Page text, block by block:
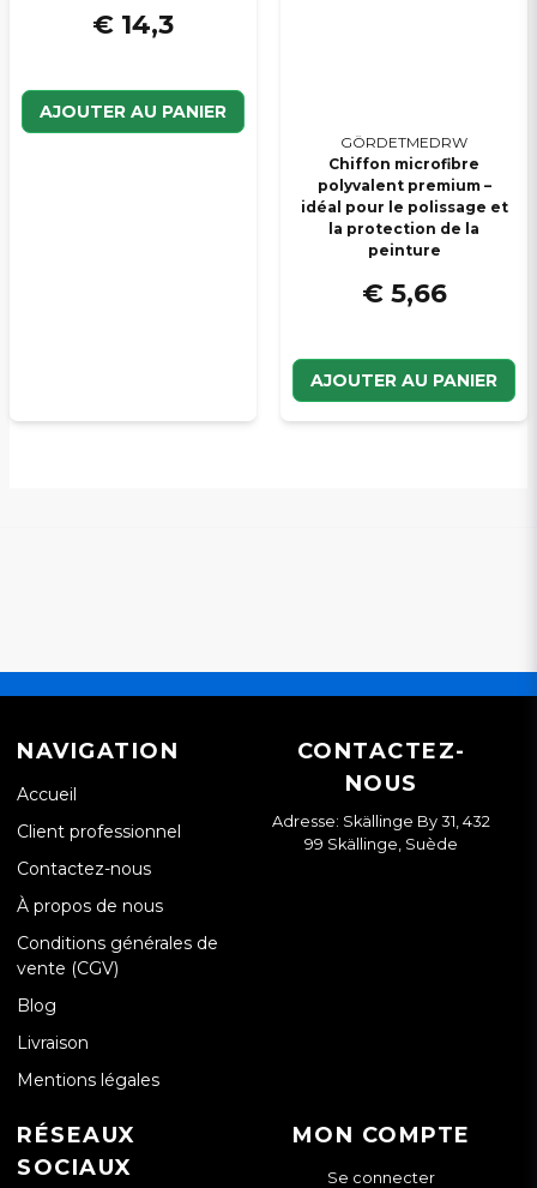
€ 14,3
AJOUTER AU PANIER
GÖRDETMEDRW
Chiffon microfibre
polyvalent premium –
idéal pour le polissage et
la protection de la
peinture
€ 5,66
AJOUTER AU PANIER
NAVIGATION
Accueil
Client professionnel
Contactez-nous
À propos de nous
Conditions générales de
vente (CGV)
Blog
Livraison
Mentions légales
CONTACTEZ-
NOUS
Adresse: Skällinge By 31, 432
99 Skällinge, Suède
RÉSEAUX
SOCIAUX
MON COMPTE
Se connecter